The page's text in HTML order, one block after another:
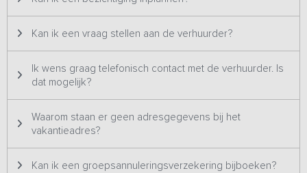
Kan ik een vraag stellen aan de verhuurder?
Ik wens graag telefonisch contact met de verhuurder. Is
dat mogelijk?
Waarom staan er geen adresgegevens bij het
vakantieadres?
Kan ik een groepsannuleringsverzekering bijboeken?